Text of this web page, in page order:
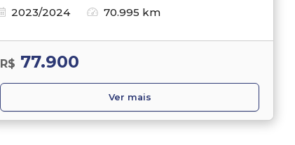
2023/2024
70.995 km
R$ 77.900
Ver mais